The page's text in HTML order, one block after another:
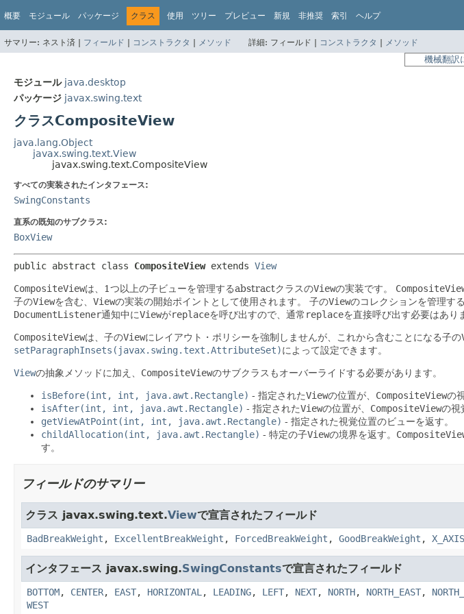
概要 モジュール パッケージ クラス 使用 ツリー プレビュー 新規 非推奨 索引 ヘルプ
サマリー: ネスト済 | フィールド | コンストラクタ | メソッド 詳細: フィールド | コンストラクタ | メソッド
機械翻訳
モジュール java.desktop
パッケージ javax.swing.text
クラスCompositeView
java.lang.Object
javax.swing.text.View
javax.swing.text.CompositeView
すべての実装されたインタフェース:
SwingConstants
直系の既知のサブクラス:
BoxView
public abstract class CompositeView extends View
CompositeViewは、1つ以上の子ビューを管理するabstractクラスのViewの実装です。
子のViewを含む、 Viewの実装の開始ポイントとして使用されます。 子のViewのコレクションを管理す
DocumentListener通知中にViewがreplaceを呼び出すので、通常 replaceを直接呼び出す必要はあり
CompositeViewは、子のViewにレイアウト・ポリシーを強制しませんが、これから含むことになる子の
setParagraphInsets(javax.swing.text.AttributeSet)によって設定できます。
Viewの抽象メソッドに加え、 CompositeViewのサブクラスもオーバーライドする必要があります。
isBefore(int, int, java.awt.Rectangle) - 指定されたViewの位置が、 CompositeViewの
isAfter(int, int, java.awt.Rectangle) - 指定されたViewの位置が、 CompositeViewの視
getViewAtPoint(int, int, java.awt.Rectangle) - 指定された視覚位置のビューを返す。
childAllocation(int, java.awt.Rectangle) - 特定の子Viewの境界を返す。
す。
フィールドのサマリー
クラス javax.swing.text.Viewで宣言されたフィールド
BadBreakWeight , ExcellentBreakWeight , ForcedBreakWeight , GoodBreakWeight , X_AXIS
インタフェース javax.swing.SwingConstantsで宣言されたフィールド
BOTTOM, CENTER, EAST, HORIZONTAL , LEADING, LEFT, NEXT, NORTH, NORTH_EAST,
WEST